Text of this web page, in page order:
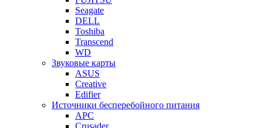
Seagate
DELL
Toshiba
Transcend
WD
Звуковые карты
ASUS
Creative
Edifier
Источники бесперебойного питания
APC